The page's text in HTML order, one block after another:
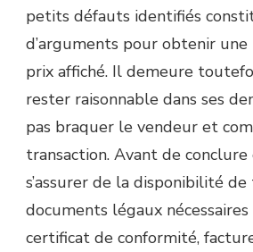
petits défauts identifiés
d’arguments pour obtenir
prix affiché. Il demeure
rester raisonnable dans ses
pas braquer le vendeur et
transaction. Avant de
s’assurer de la disponibilité
documents légaux nécessaires
certificat de conformité,